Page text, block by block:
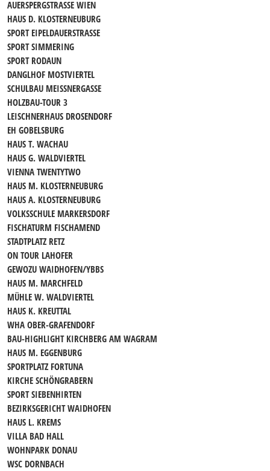
AUERSPERGSTRASSE WIEN
HAUS D. KLOSTERNEUBURG
SPORT EIPELDAUERSTRASSE
SPORT SIMMERING
SPORT RODAUN
DANGLHOF MOSTVIERTEL
SCHULBAU MEISSNERGASSE
HOLZBAU-TOUR 3
LEISCHNERHAUS DROSENDORF
EH GOBELSBURG
HAUS T. WACHAU
HAUS G. WALDVIERTEL
VIENNA TWENTYTWO
HAUS M. KLOSTERNEUBURG
HAUS A. KLOSTERNEUBURG
VOLKSSCHULE MARKERSDORF
FISCHATURM FISCHAMEND
STADTPLATZ RETZ
ON TOUR LAHOFER
GEWOZU WAIDHOFEN/YBBS
HAUS M. MARCHFELD
MÜHLE W. WALDVIERTEL
HAUS K. KREUTTAL
WHA OBER-GRAFENDORF
BAU-HIGHLIGHT KIRCHBERG AM WAGRAM
HAUS M. EGGENBURG
SPORTPLATZ FORTUNA
KIRCHE SCHÖNGRABERN
SPORT SIEBENHIRTEN
BEZIRKSGERICHT WAIDHOFEN
HAUS L. KREMS
VILLA BAD HALL
WOHNPARK DONAU
WSC DORNBACH